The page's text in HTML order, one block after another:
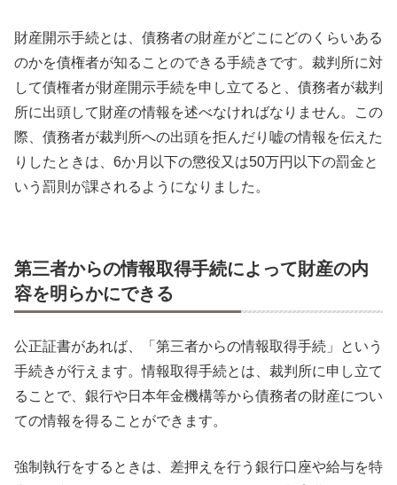
財産開示手続とは、債務者の財産がどこにどのくらいある
のかを債権者が知ることのできる手続きです。裁判所に対
して債権者が財産開示手続を申し立てると、債務者が裁判
所に出頭して財産の情報を述べなければなりません。この
際、債務者が裁判所への出頭を拒んだり嘘の情報を伝えた
りしたときは、6か月以下の懲役又は50万円以下の罰金と
いう罰則が課されるようになりました。
第三者からの情報取得手続によって財産の内
容を明らかにできる
公正証書があれば、「第三者からの情報取得手続」という
手続きが行えます。情報取得手続とは、裁判所に申し立て
ることで、銀行や日本年金機構等から債務者の財産につい
ての情報を得ることができます。
強制執行をするときは、差押えを行う銀行口座や給与を特